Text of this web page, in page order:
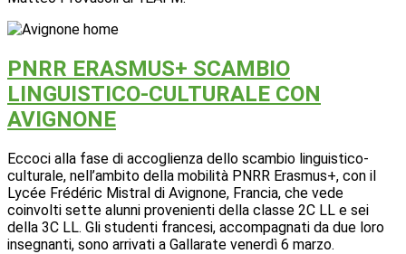
PNRR ERASMUS+ SCAMBIO
LINGUISTICO-CULTURALE CON
AVIGNONE
Eccoci alla fase di accoglienza dello scambio linguistico-
culturale, nell’ambito della mobilità PNRR Erasmus+, con il
Lycée Frédéric Mistral di Avignone, Francia, che vede
coinvolti sette alunni provenienti della classe 2C LL e sei
della 3C LL. Gli studenti francesi, accompagnati da due loro
insegnanti, sono arrivati a Gallarate venerdì 6 marzo.